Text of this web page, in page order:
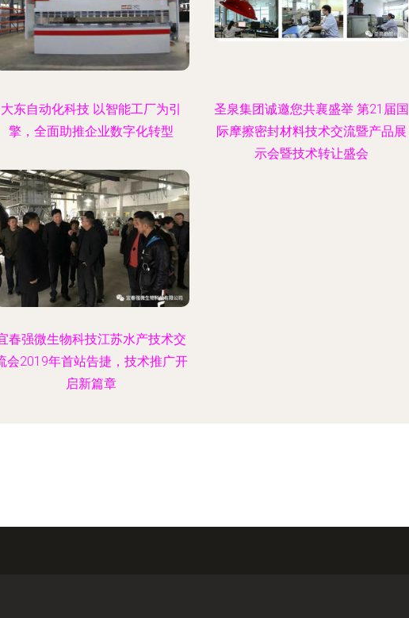
大东自动化科技 以智能工厂为引
擎，全面助推企业数字化转型
圣泉集团诚邀您共襄盛举 第21届国
际摩擦密封材料技术交流暨产品展
示会暨技术转让盛会
春强微生物科技江苏水产技术交
会2019年首站告捷，技术推广开
启新篇章